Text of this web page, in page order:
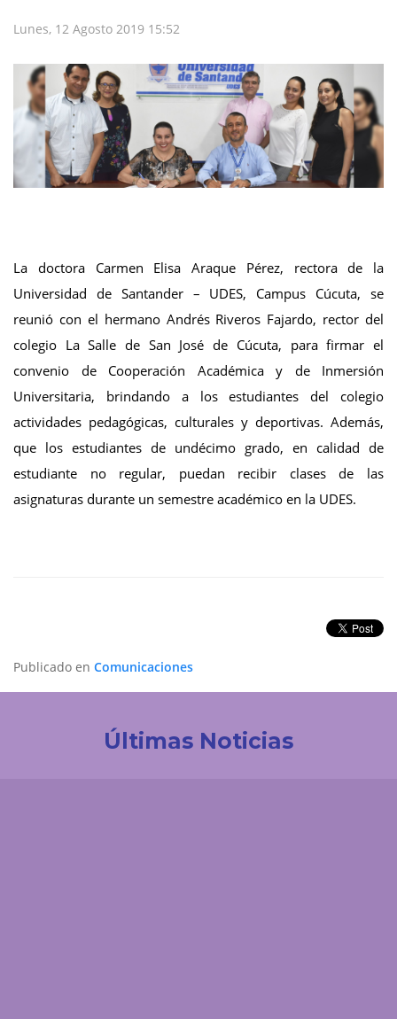
Lunes, 12 Agosto 2019 15:52
La doctora Carmen Elisa Araque Pérez, rectora de la
Universidad de Santander – UDES, Campus Cúcuta, se
reunió con el hermano Andrés Riveros Fajardo, rector del
colegio La Salle de San José de Cúcuta, para firmar el
convenio de Cooperación Académica y de Inmersión
Universitaria, brindando a los estudiantes del colegio
actividades pedagógicas, culturales y deportivas. Además,
que los estudiantes de undécimo grado, en calidad de
estudiante no regular, puedan recibir clases de las
asignaturas durante un semestre académico en la UDES.
Publicado en Comunicaciones
Últimas Noticias